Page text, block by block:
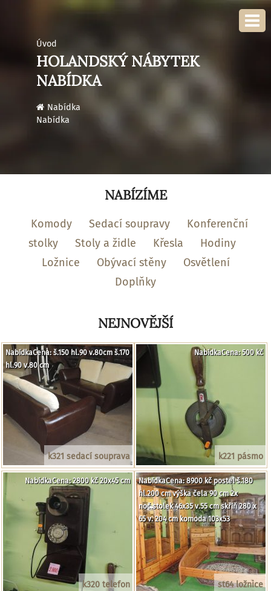
Úvod
HOLANDSKÝ NÁBYTEK
NABÍDKA
Nabídka
Nabídka
NABÍZÍME
Komody Sedací soupravy
Konferenční
stolky
Stoly a židle Křesla
Hodiny
Ložnice
Obývací stěny
Osvětlení
Doplňky
NEJNOVĚJŠÍ
k321 sedací souprava
NabídkaCena: š.150 hl.90 v.80cm š.170
hl.90 v.80 cm
k221 pásmo
NabídkaCena: 500 kč
k320 telefon
NabídkaCena: 2800 kč 20x45 cm
st64 ložnice
NabídkaCena: 8900 kč postel š.180
hl.200 cm výška čela 90 cm 2x
noč.stolek 46x35 v.55 cm skříň 280 x
65 v. 204 cm komoda 103x53